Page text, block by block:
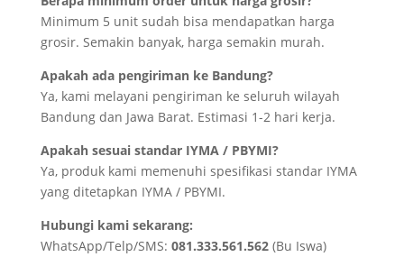
Minimum 5 unit sudah bisa mendapatkan harga
grosir. Semakin banyak, harga semakin murah.
Apakah ada pengiriman ke Bandung?
Ya, kami melayani pengiriman ke seluruh wilayah
Bandung dan Jawa Barat. Estimasi 1-2 hari kerja.
Apakah sesuai standar IYMA / PBYMI?
Ya, produk kami memenuhi spesifikasi standar IYMA
yang ditetapkan IYMA / PBYMI.
Hubungi kami sekarang:
WhatsApp/Telp/SMS: 081.333.561.562(Bu Iswa)